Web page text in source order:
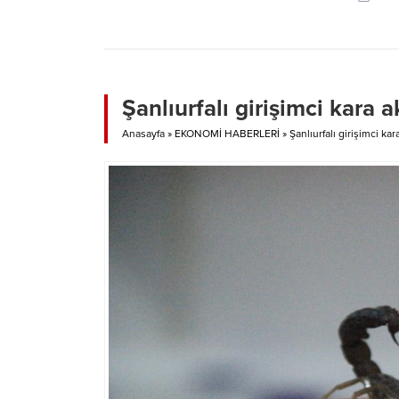
vali/
Şanlıurfalı girişimci kara
Anasayfa » EKONOMİ HABERLERİ » Şanlıurfalı girişimci